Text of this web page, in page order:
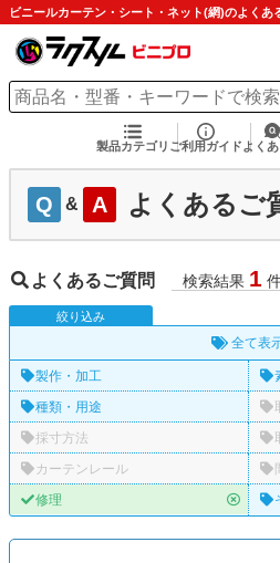
ビニールカーテン・シート・ネット(網)のよくあ
製品カテゴリ ご利用ガイド よく
Q & A よくあるご
よくあるご質問 検索結果 1
絞り込み
全て表
製作・加工
種類・用途
採寸方法
カーテンレール
修理